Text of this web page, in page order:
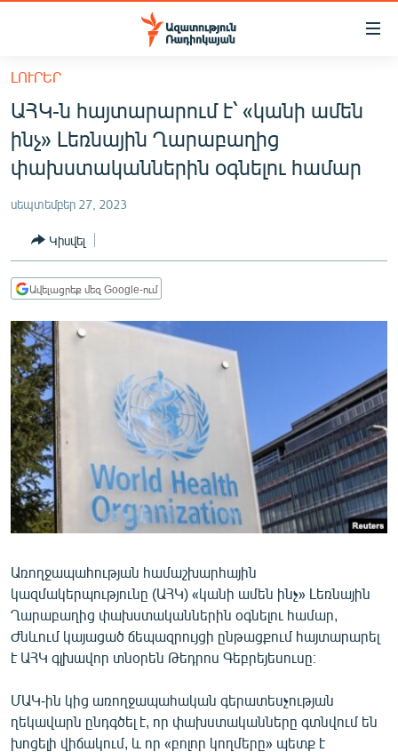
Մատչելիության
հիմնական
բովանդակությանը
Անցնել
հիմնական
մենյուին
ՔԱՂԱՔԱԿԱՆ
ՀԱՍԱՐԱԿՈՒԹՅՈՒՆ
ՏՆՏԵՍՈՒԹՅՈՒՆ
ՂԱՐԱԲԱՂ
ՊԱՏԵՐԱԶՄԻ 6 ՇԱԲԱԹՆԵՐԸ
ՏԱՐԱԾԱՇՐՋԱՆ
ՄԻՋԱԶԳԱՅԻՆ
ՄՇԱԿՈՒՅԹ
ՍՊՈՐՏ
ՄԵԿՆԱԲԱՆՈՒԹՅՈՒՆ
ԿՈՐՈՆԱՎԻՐՈՒՍ
ԱՐԽԻՎ
ՏԵՍԱՆՅՈՒԹԵՐ
ԲԱՆԱՎԵՃ
ՁԳՏԵԼՈՎ ԼԱՎԱԳՈՒՅՆԻՆ
ՓՈԴՔԱՍԹ
ԼՈՒՐԵՐ
ԱՀԿ-ն հայտարարում է՝ «կանի ամեն
ինչ» Լեռնային Ղարաբաղից
փախստականներին օգնելու համար
սեպտեմբեր 27, 2023
Կիսվել
Ավելացրեք մեզ Google-ում
Առողջապահության համաշխարհային
կազմակերպությունը (ԱՀԿ) «կանի ամեն ինչ» Լեռնային
Ղարաբաղից փախստականներին օգնելու համար,
Ժնևում կայացած ճեպազրույցի ընթացքում հայտարարել
է ԱՀԿ գլխավոր տնօրեն Թեդրոս Գեբրեյեսուսը։
ՄԱԿ-ին կից առողջապահական գերատեսչության
ղեկավարն ընդգծել է, որ փախստականները գտնվում են
խոցելի վիճակում, և որ «բոլոր կողմերը» պետք է